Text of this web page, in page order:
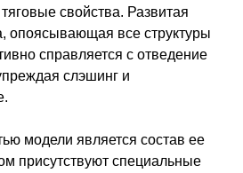
свойства. Развитая
опоясывающая все структуры
справляется с отведение
слэшинг и
модели является состав ее
присутствуют специальные